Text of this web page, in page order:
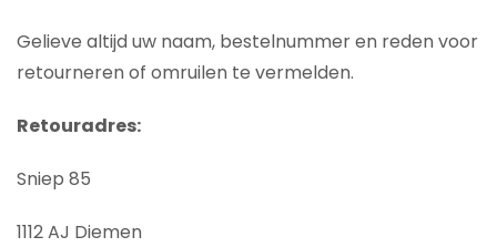
Gelieve altijd uw naam, bestelnummer en reden voor
retourneren of omruilen te vermelden.
Retouradres:
Sniep 85
1112 AJ Diemen